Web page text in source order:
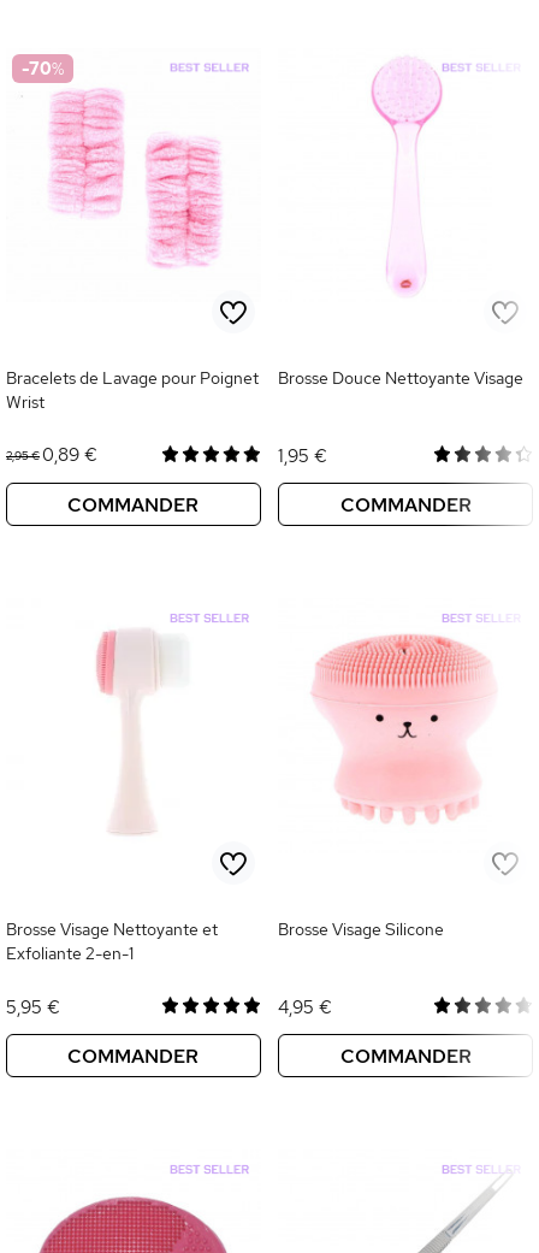
-70%
Bracelets de Lavage pour Poignet
Wrist
2,95 €0,89 €
COMMANDER
Brosse Douce Nettoyante Visage
1,95 €
COMMANDER
Brosse Visage Nettoyante et
Exfoliante 2-en-1
5,95 €
COMMANDER
Brosse Visage Silicone
4,95 €
COMMANDER